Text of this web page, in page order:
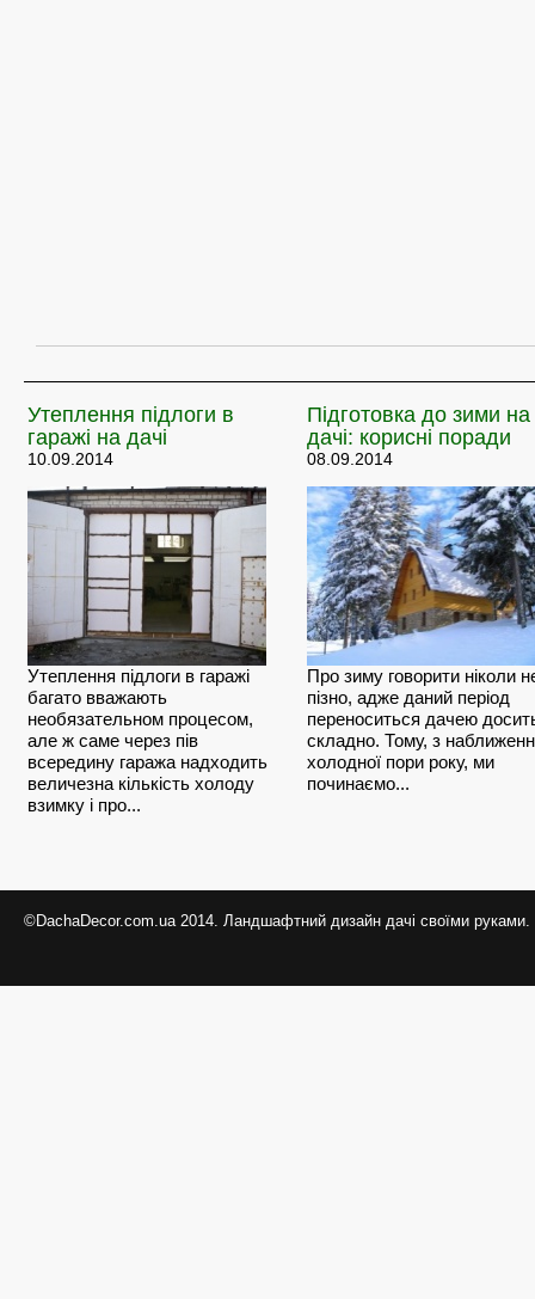
Утеплення підлоги в
гаражі на дачі
10.09.2014
Утеплення підлоги в гаражі
багато вважають
необязательном процесом,
але ж саме через пів
всередину гаража надходить
величезна кількість холоду
взимку і про...
Підготовкадо зими на
дачі: корисні поради
08.09.2014
Про зиму говорити ніколи
пізно, адже даний період
переноситься дачею
складно. Тому, з
холодної пори року, ми
починаємо...
©DachaDecor.com.ua 2014. Ландшафтний дизайн дачі своїми руками.